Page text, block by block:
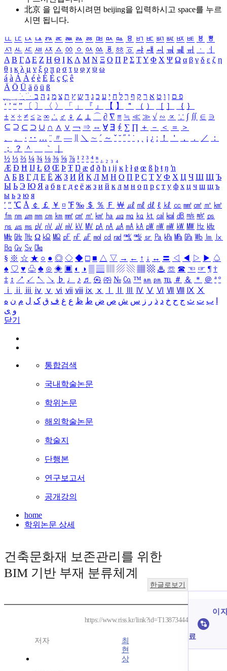
北京 을 입력하시려면 beijing을 입력하시고 space를 누르
시면 됩니다.
ㅥ ㅦ ㅧ ㅨ ㅩ ㅪ ㅫ ㅬ ㅭ ㅮ ㅯ ㅰ ㅱ ㅲ ㅳ ㅴ ㅵ ㅶ ㅷ ㅸ
ㅹ
ㅺ ㅻ ㅼ ㅽ ㅾ ㅿ ㆀ ㆁ ㆂ ㆃ ㆄ ㆅ ㆆ ㆇ ㆈ ㆉ ㆊ ㆋ ㆌ ㆍ
ㆎ
Α Β ΓΔ Ε Ζ Η Θ Ι ΚΛ Μ Ν Ξ Ο Π Ρ Σ ΤΥ Φ Χ Ψ Ω α β γ δ ε ζ η
θ ι κ λ μ ν ξ ο π ρ σ τ υ φ χ ψ ω
á à Á À é è É È ç Ç ê
Ä Ö Ü ä ö ü ß
ִֶֹ ֻּ ׁׂ פ ם ן ו ט א ר ק ף ך ל ח י ע כ ג ד ש ץ ת צ מ נ ה ב
‘ ’ “ ” 〔 〕 〈 〉 「 」 『 』 【 】 ＂ （ ） ［ ］ ｛ ｝
± × ÷ ≠ ≤ ≥ ∞ ∴ ♂ ♀ ∠ ⊥ ⌒ ∂ ∇ ≡ ≒ ≪ ≫ √ ∽ ∝ ∵ ∫ ∬ ∈ ∋
⊆ ⊇ ⊂ ⊃ ∪ ∩ ∧ ∨ ￢ ⇒ ⇔ ∀ ∃ ∮ ∑ ∏ ＋ － ＜ ＝
＞
、
。 · ‥ … ¨ 〃 ― ＼ ∼ ´ ～ ˇ ˘ ˝ ˚ ˙ ¸ ¡ ¿ ː ！ ＇ ， ． ／
：
；
？ ＾ ｀
½ ⅓ ⅔ ¼ ¾ ⅛ ⅜ ⅝ ⅞ ¹ ² ³ ⁴ ⁿ ₁ ₂ ₃ ₄
Æ Ð Ħ Ĳ Ł Ø Œ Þ Ŧ Ŋ æ đ ð ħ ı ĳ ĸ ŀ ł ø œ ß þ ŧ ŋ ŉ
А Б В Г Д Е Ё Ж З И Й К Л М Н О П Р С Т У Ф Х Ц Ч Ш Щ Ъ
Ы Ь Э Ю Я а б в г д е ё ж з и й к л м н о п р с т у ф х ц ч ш щ ъ
ы ь э ю я
′ ″ ℃ Å ￠ ￡ ￥ ¤ ℉ ‰ ＄ ％ Ｆ ￦ ㎕ ㎖ ㎗ ℓ ㎘ ㏄ ㎣ ㎤ ㎥ ㎦
㎙ ㎚ ㎛ ㎜ ㎝ ㎞ ㎟ ㎠ ㎡ ㎢ ㏊ ㎍ ㎎ ㎏ ㏏ ㎈ ㎉ ㏈ ㎧ ㎨ ㎰
㎱ ㎲ ㎳ ㎴ ㎵ ㎶ ㎷ ㎸ ㎹ ㎀ ㎁ ㎂ ㎃ ㎄ ㎺ ㎻ ㎽ ㎾ ㎿ ㎐ ㎑
㎒ ㎓ ㎔ Ω ㏀ ㏁ ㎊ ㎋ ㎌ ㏖ ㏅ ㎭ ㎮ ㎯ ㏛ ㎩ ㎪ ㎫ ㎬ ㏝ ㏐
㏓
㏃ ㏉ ㏜ ㏆
§ ※ ☆ ★ ○ ● ◎ ◇ ◆ □ ■ △ ▽ → ← ↑ ↓ ↔ 〓 ◁ ◀ ▷ ▶ ♤
♠ ♡ ♥ ♧ ♣ ⊙ ◈ ▣ ◐ ◑ ▒ ▤ ▨ ▧ ▦ ▩ ♨ ☏ ☎ ☜ ☞ ¶ †
‡ ↕ ↗ ↙ ↖ ↘ ♭ ♩ ♪ ♬ ㉿ ㈜ № ㏇ ™ ㏂ ㏘ ℡ ＃ ＆ ＊ ＠ ª º
ⅰ
ⅱ ⅲ ⅳ ⅴ ⅵ ⅶ ⅷ ⅸ ⅹ Ⅳ Ⅴ Ⅵ Ⅶ Ⅷ Ⅸ Ⅹ
ب ت ث ج ح خ د ذ ر ز س ش ص ض ط ظ ع غ ف ق ک ل م ن ه
و ی
닫기
통합검색
국내학술논문
학위논문
해외학술논문
학술지
단행본
연구보고서
공개강의
home
학위논문 상세
건축문화재 보존관리를 위한
BIM 기반 부재 분류체계
한글로보기
https://www.riss.kr/link?id=T13873444
저자
최
현
상
이
료